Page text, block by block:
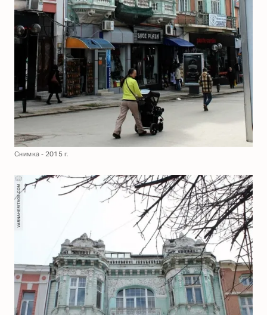
Снимка - 2015 г.